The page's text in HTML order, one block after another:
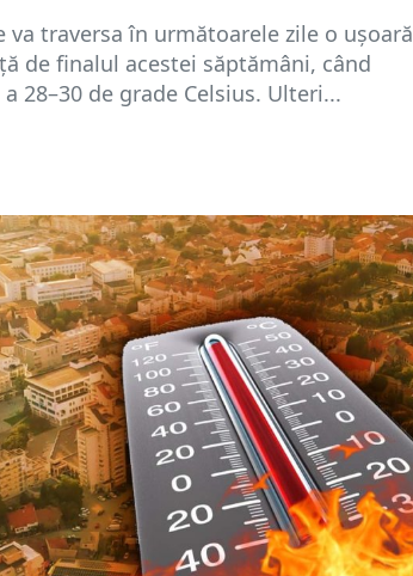
traversa în următoarele zile o ușoară
de finalul acestei săptămâni, când
28–30 de grade Celsius. Ulteri...